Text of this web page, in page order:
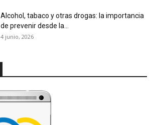
Alcohol, tabaco y otras drogas: la importancia
de prevenir desde la...
4 junio, 2026